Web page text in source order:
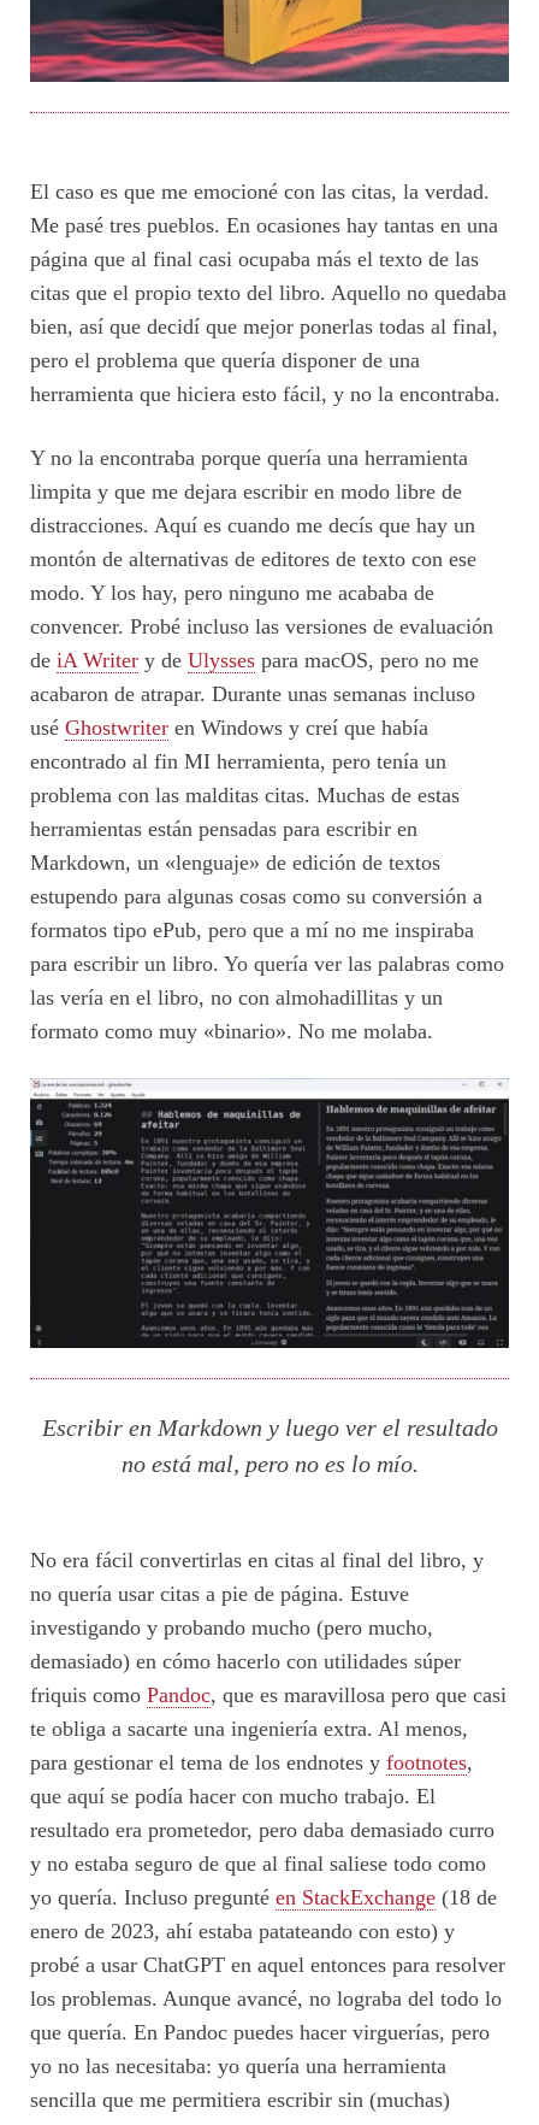
El caso es que me emocioné con las citas, la verdad.
Me pasé tres pueblos. En ocasiones hay tantas en una
página que al final casi ocupaba más el texto de las
citas que el propio texto del libro. Aquello no quedaba
bien, así que decidí que mejor ponerlas todas al final,
pero el problema que quería disponer de una
herramienta que hiciera esto fácil, y no la encontraba.
Y no la encontraba porque quería una herramienta
limpita y que me dejara escribir en modo libre de
distracciones. Aquí es cuando me decís que hay un
montón de alternativas de editores de texto con ese
modo. Y los hay, pero ninguno me acababa de
convencer. Probé incluso las versiones de evaluación
de iA Writer y de Ulysses para macOS, pero no me
acabaron de atrapar. Durante unas semanas incluso
usé Ghostwriter en Windows y creí que había
encontrado al fin MI herramienta, pero tenía un
problema con las malditas citas. Muchas de estas
herramientas están pensadas para escribir en
Markdown, un «lenguaje» de edición de textos
estupendo para algunas cosas como su conversión a
formatos tipo ePub, pero que a mí no me inspiraba
para escribir un libro. Yo quería ver las palabras como
las vería en el libro, no con almohadillitas y un
formato como muy «binario». No me molaba.
Escribir en Markdown y luego ver el resultado
no está mal, pero no es lo mío.
No era fácil convertirlas en citas al final del libro, y
no quería usar citas a pie de página. Estuve
investigando y probando mucho (pero mucho,
demasiado) en cómo hacerlo con utilidades súper
friquis como Pandoc, que es maravillosa pero que casi
te obliga a sacarte una ingeniería extra. Al menos,
para gestionar el tema de los endnotes y footnotes,
que aquí se podía hacer con mucho trabajo. El
resultado era prometedor, pero daba demasiado curro
y no estaba seguro de que al final saliese todo como
yo quería. Incluso pregunté en StackExchange (18 de
enero de 2023, ahí estaba patateando con esto) y
probé a usar ChatGPT en aquel entonces para resolver
los problemas. Aunque avancé, no lograba del todo lo
que quería. En Pandoc puedes hacer virguerías, pero
yo no las necesitaba: yo quería una herramienta
sencilla que me permitiera escribir sin (muchas)